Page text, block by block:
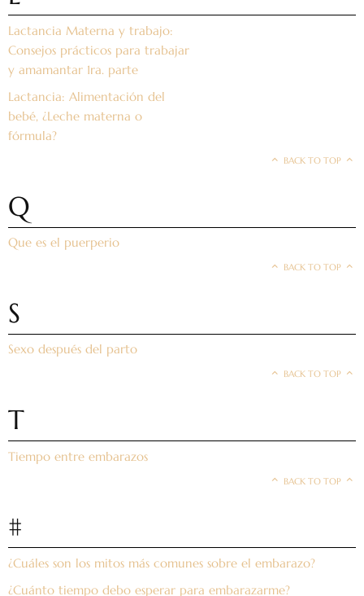
Lactancia Materna y trabajo:
Consejos prácticos para trabajar
y amamantar 1ra. parte
Lactancia: Alimentación del
bebé, ¿Leche materna o
fórmula?
BACK TO TOP
Q
Que es el puerperio
BACK TO TOP
S
Sexo después del parto
BACK TO TOP
T
Tiempo entre embarazos
BACK TO TOP
#
¿Cuáles son los mitos más comunes sobre el embarazo?
¿Cuánto tiempo debo esperar para embarazarme?